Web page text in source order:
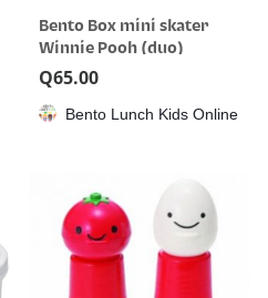
Bento Box mini skater
Winnie Pooh (duo)
Q65.00
Bento Lunch Kids Online